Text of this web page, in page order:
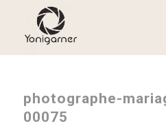
photographe-
00075